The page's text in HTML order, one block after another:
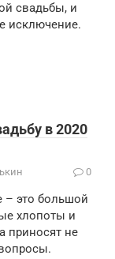
свадьбы, и
исключение.
в 2020
0
– это большой
хлопоты и
приносят не